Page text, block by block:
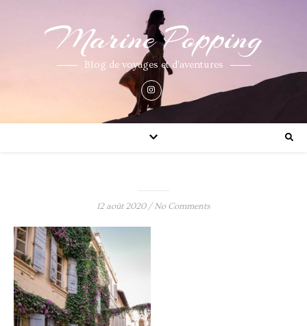
Marine Popping
Blog de voyages et d'aventures
12 août 2020 / No Comments